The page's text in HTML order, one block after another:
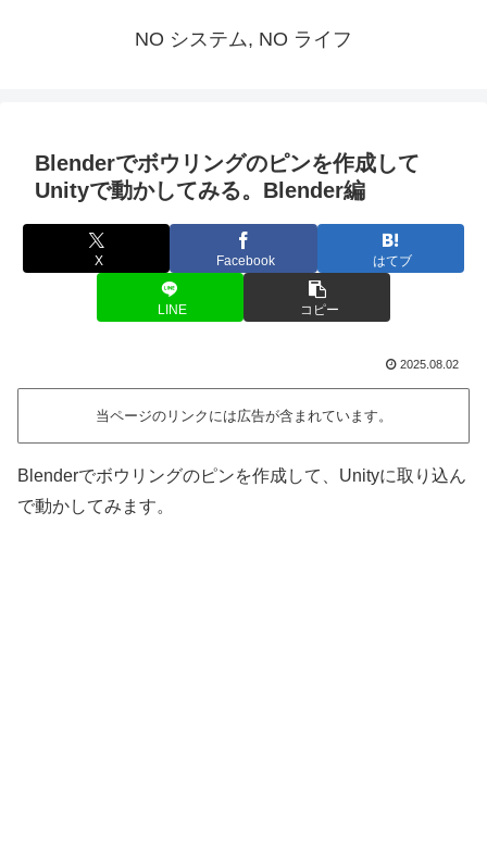
NO システム, NO ライフ
Blenderでボウリングのピンを作成して
Unityで動かしてみる。Blender編
X Facebook はてブ
LINE コピー
2025.08.02
当ページのリンクには広告が含まれています。
Blenderでボウリングのピンを作成して、Unityに取り込ん
で動かしてみます。